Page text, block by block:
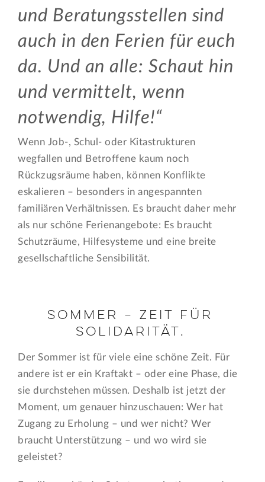
und Beratungsstellen sind
auch in den Ferien für euch
da. Und an alle: Schaut hin
und vermittelt, wenn
notwendig, Hilfe!
Wenn Job-, Schul- oder Kitastrukturen
wegfallen und Betroffene kaum noch
Rückzugsräume haben, können Konflikte
eskalieren – besonders in angespannten
familiären Verhältnissen. Es braucht daher mehr
als nur schöne Ferienangebote: Es braucht
Schutzräume, Hilfesysteme und eine breite
gesellschaftliche Sensibilität.
Sommer – Zeit für
Solidarität.
Der Sommer ist für viele eine schöne Zeit. Für
andere ist er ein Kraftakt – oder eine Phase, die
sie durchstehen müssen. Deshalb ist jetzt der
Moment, um genauer hinzuschauen: Wer hat
Zugang zu Erholung – und wer nicht? Wer
braucht Unterstützung – und wo wird sie
geleistet?